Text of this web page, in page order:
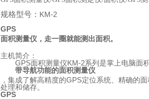
规格型号： KM-2
GPS
面积测量仪，走一圈就能测出面积。
主机简介：
GPS面积测量仪KM-2系列是掌上电脑面
带导航功能的面积测量仪
，集成了解高精度的GPS定位系统、精确的
处理和储存。
GPS